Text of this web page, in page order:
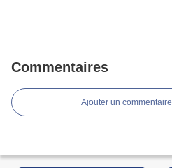
Commentaires
Ajouter un commentaire